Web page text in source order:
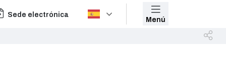
Sede electrónica
Menú